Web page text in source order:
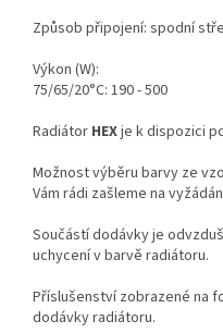
Způsob připojení: spodní
Výkon (W):
75/65/20°C: 190 - 500
Radiátor HEXje k dispozici
Možnost výběru barvy ze
Vám rádi zašleme na
Součástí dodávky je
uchycení v barvě radiátoru.
Příslušenství zobrazené na
dodávky radiátoru.